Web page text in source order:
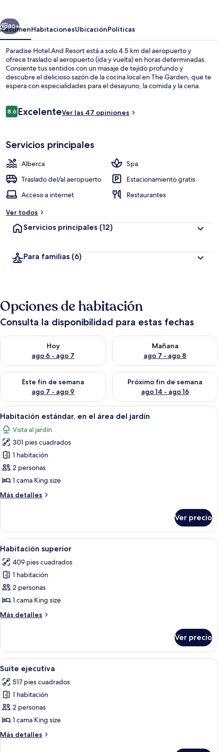
Siguiente
80+
ResumenHabitacionesUbicaciónPolíticas
Paradise Hotel And Resort está a solo 4.5 km del aeropuerto y
ofrece traslado al aeropuerto (ida y vuelta) en horas determinadas.
Consiente tus sentidos con un masaje de tejido profundo y
descubre el delicioso sazón de la cocina local en The Garden, que te
espera con especialidades para el desayuno, la comida y la cena.
Opiniones
8.68.6 de 10,
ExcelenteVer las 47 opiniones
Servicios principales
Alberca
Spa
Traslado del/al aeropuerto
Estacionamiento gratis
Acceso a internet
Restaurantes
Ver todos
Servicios principales (12)
Para familias (6)
Opciones de habitación
Consulta la disponibilidad para estas fechas
Hoy
ago 6 - ago 7
Consulta la disponibilidad para hoy ago 6 - ago 7
Mañana
ago 7 - ago 8
Consulta la disponibilidad
Este fin de semana
ago 7 - ago 9
Consulta la disponibilidad para este fin de semana ago 7 -
Próximo fin de semana
ago 14 - ago 16
Consulta la disponibilidad
Abrir
todas
las
fotos
de
Habitación
estándar,
el
jardín
Habitación de hotel con una cama
5
Habitación estándar, en el área del jardín
Vista al jardín
301 pies cuadrados
1 habitación
2 personas
1 cama King size
Más detalles
Más
estándar,
en
el
del
jardín
Ver precio
Abrir
todas
las
fotos
de
Habitación
superior
Habitación de hotel con una cama
6
Habitación superior
409 pies cuadrados
1 habitación
2 personas
1 cama King size
Más detalles
Más
superior
Ver precio
Abrir
todas
las
fotos
de
Suite
ejecutiva
Un dormitorio con cama de
7
Suite ejecutiva
517 pies cuadrados
1 habitación
2 personas
1 cama King size
Más detalles
Más